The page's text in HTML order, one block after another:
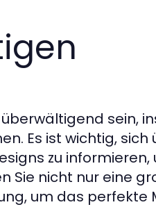
sein,
Es ist wichtig, sich
zu informieren,
Sie nicht nur eine
um das perfekte